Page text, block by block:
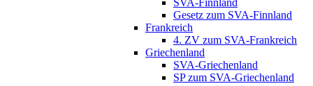
Gesetz zum SVA-Finnland
Frankreich
4. ZV zum SVA-Frankreich
Griechenland
SVA-Griechenland
SP zum SVA-Griechenland